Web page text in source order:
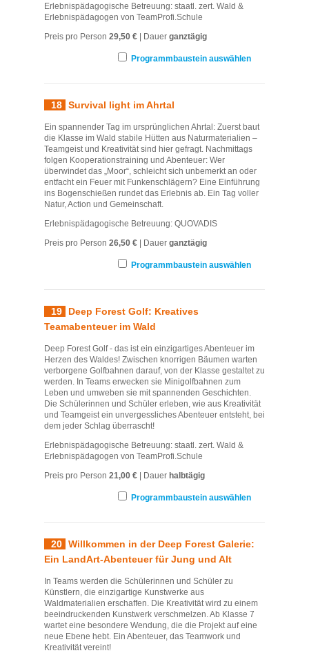
Erlebnispädagogische Betreuung: staatl. zert. Wald &
Erlebnispädagogen von TeamProfi.Schule
Preis pro Person 29,50 € | Dauer ganztägig
Programmbaustein auswählen
18 Survival light im Ahrtal
Ein spannender Tag im ursprünglichen Ahrtal: Zuerst baut
die Klasse im Wald stabile Hütten aus Naturmaterialien –
Teamgeist und Kreativität sind hier gefragt. Nachmittags
folgen Kooperationstraining und Abenteuer: Wer
überwindet das „Moor“, schleicht sich unbemerkt an oder
entfacht ein Feuer mit Funkenschlägern? Eine Einführung
ins Bogenschießen rundet das Erlebnis ab. Ein Tag voller
Natur, Action und Gemeinschaft.
Erlebnispädagogische Betreuung: QUOVADIS
Preis pro Person 26,50 € | Dauer ganztägig
Programmbaustein auswählen
19
Deep Forest Golf: Kreatives
Teamabenteuer im Wald
Deep Forest Golf - das ist ein einzigartiges Abenteuer im
Herzen des Waldes! Zwischen knorrigen Bäumen warten
verborgene Golfbahnen darauf, von der Klasse gestaltet zu
werden. In Teams erwecken sie Minigolfbahnen zum
Leben und umweben sie mit spannenden Geschichten.
Die Schülerinnen und Schüler erleben, wie aus Kreativität
und Teamgeist ein unvergessliches Abenteuer entsteht, bei
dem jeder Schlag überrascht!
Erlebnispädagogische Betreuung: staatl. zert. Wald &
Erlebnispädagogen von TeamProfi.Schule
Preis pro Person 21,00 € | Dauer halbtägig
Programmbaustein auswählen
20 Willkommen in der Deep Forest Galerie:
Ein LandArt-Abenteuer für Jung und Alt
In Teams werden die Schülerinnen und Schüler zu
Künstlern, die einzigartige Kunstwerke aus
Waldmaterialien erschaffen. Die Kreativität wird zu einem
beeindruckenden Kunstwerk verschmelzen. Ab Klasse 7
wartet eine besondere Wendung, die die Projekt auf eine
neue Ebene hebt. Ein Abenteuer, das Teamwork und
Kreativität vereint!